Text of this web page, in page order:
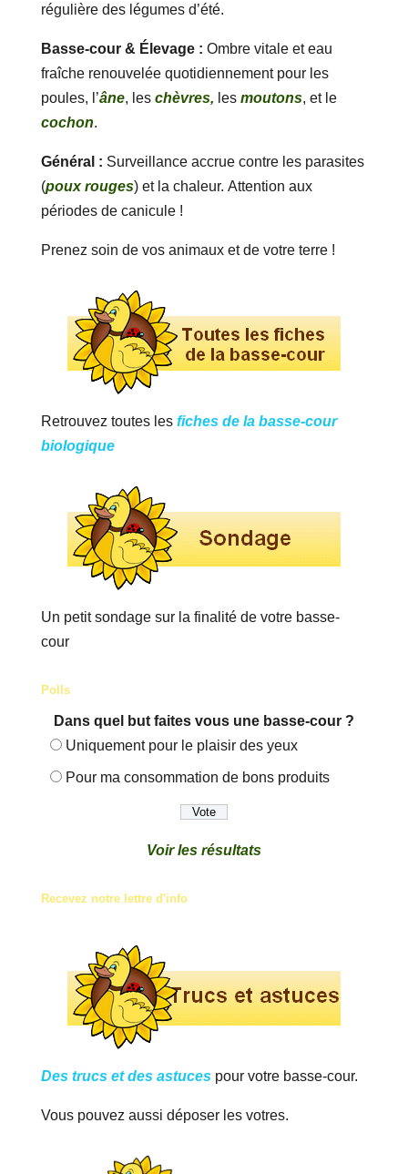
régulière des légumes d’été.
Basse-cour & Élevage : Ombre vitale et eau
fraîche renouvelée quotidiennement pour les
poules, l’âne, les chèvres, les moutons, et le
cochon.
Général : Surveillance accrue contre les parasites
(poux rouges) et la chaleur. Attention aux
périodes de canicule !
Prenez soin de vos animaux et de votre terre !
Retrouvez toutes les fiches de la basse-cour
biologique
Un petit sondage sur la finalité de votre basse-
cour
Polls
Dans quel but faites vous une basse-cour ?
Uniquement pour le plaisir des yeux
Pour ma consommation de bons produits
Voir les résultats
Recevez notre lettre d'info
Des trucs et des astucespour votre basse-cour.
Vous pouvez aussi déposer les votres.